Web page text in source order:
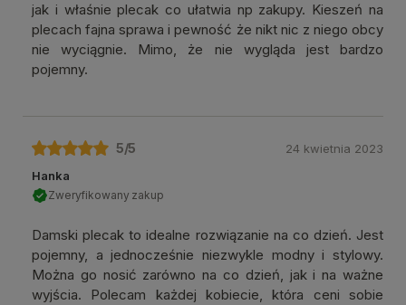
jak i właśnie plecak co ułatwia np zakupy. Kieszeń na
plecach fajna sprawa i pewność że nikt nic z niego obcy
nie wyciągnie. Mimo, że nie wygląda jest bardzo
pojemny.
5/5
Hanka
Zweryfikowany zakup
Damski plecak to idealne rozwiązanie na co dzień. Jest
pojemny, a jednocześnie niezwykle modny i stylowy.
Można go nosić zarówno na co dzień, jak i na ważne
wyjścia. Polecam każdej kobiecie, która ceni sobie
24 kwietnia 2023